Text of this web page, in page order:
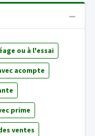
ou à l'essai
acompte
prime
ventes